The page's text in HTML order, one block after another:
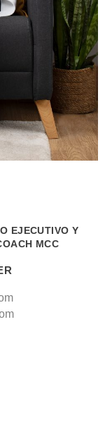
EJECUTIVO Y
MCC